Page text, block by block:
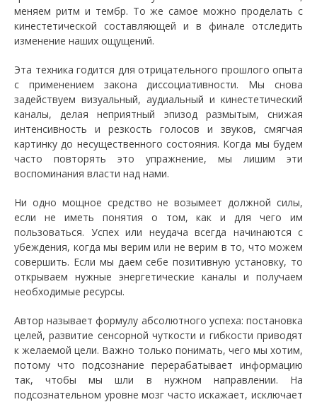
меняем ритм и тембр. То же самое можно проделать с
кинестетической составляющей и в финале отследить
изменение наших ощущений.
Эта техника годится для отрицательного прошлого опыта
с применением закона диссоциативности. Мы снова
задействуем визуальный, аудиальный и кинестетический
каналы, делая неприятный эпизод размытым, снижая
интенсивность и резкость голосов и звуков, смягчая
картинку до несущественного состояния. Когда мы будем
часто повторять это упражнение, мы лишим эти
воспоминания власти над нами.
Ни одно мощное средство не возымеет должной силы,
если не иметь понятия о том, как и для чего им
пользоваться. Успех или неудача всегда начинаются с
убеждения, когда мы верим или не верим в то, что можем
совершить. Если мы даем себе позитивную установку, то
открываем нужные энергетические каналы и получаем
необходимые ресурсы.
Автор называет формулу абсолютного успеха: постановка
целей, развитие сенсорной чуткости и гибкости приводят
к желаемой цели. Важно только понимать, чего мы хотим,
потому что подсознание перерабатывает информацию
так, чтобы мы шли в нужном направлении. На
подсознательном уровне мозг часто искажает, исключает